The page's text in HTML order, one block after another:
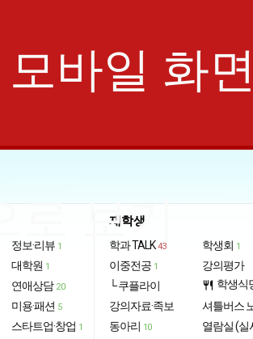
모바일 화
으로 보기
정보·리뷰 1
대학원 1
연애상담 20
미용·패션 5
스타트업·창업 1
재학생
학과 TALK 43
이중전공 1
└ 쿠플라이
강의자료·족보
동아리 10
학생회 1
강의평가
restaurant 학생식
셔틀버스
열람실 (실